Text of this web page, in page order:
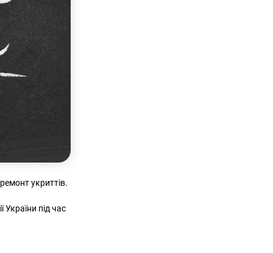
укриттів.
України під час